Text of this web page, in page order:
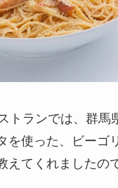
トランでは、群馬
を使った、ビーゴ
えてくれましたの